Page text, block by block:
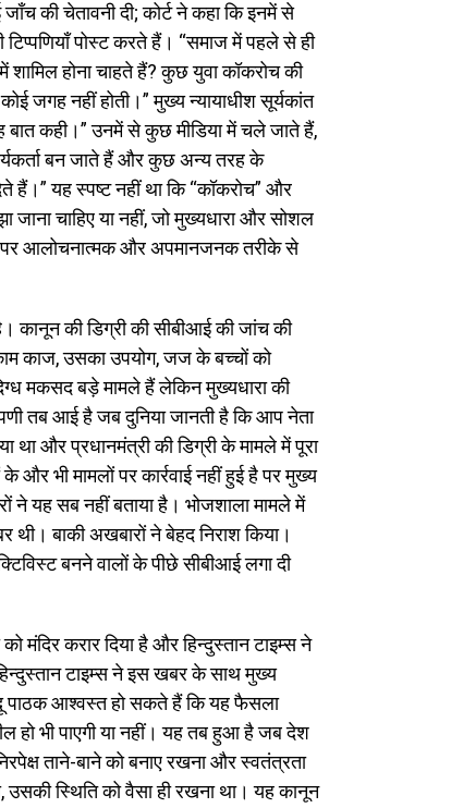
की चेतावनी दी; कोर्ट ने कहा कि इनमें से
पोस्ट करते हैं। “समाज में पहले से ही
होना चाहते हैं? कुछ युवा कॉकरोच की
जगह नहीं होती।” मुख्य न्यायाधीश सूर्यकांत
कही।” उनमें से कुछ मीडिया में चले जाते हैं,
बन जाते हैं और कुछ अन्य तरह के
हैं।” यह स्पष्ट नहीं था कि “कॉकरोच” और
चाहिए या नहीं, जो मुख्यधारा और सोशल
पर आलोचनात्मक और अपमानजनक तरीके से
कानून की डिग्री की सीबीआई की जांच की
काज, उसका उपयोग, जज के बच्चों को
मकसद बड़े मामले हैं लेकिन मुख्यधारा की
तब आई है जब दुनिया जानती है कि आप नेता
था और प्रधानमंत्री की डिग्री के मामले में पूरा
और भी मामलों पर कार्रवाई नहीं हुई है पर मुख्य
ने यह सब नहीं बताया है। भोजशाला मामले में
बाकी अखबारों ने बेहद निराश किया।
बनने वालों के पीछे सीबीआई लगा दी
मंदिर करार दिया है और हिन्दुस्तान टाइम्स ने
टाइम्स ने इस खबर के साथ मुख्य
पाठक आश्वस्त हो सकते हैं कि यह फैसला
हो भी पाएगी या नहीं। यह तब हुआ है जब देश
ताने-बाने को बनाए रखना और स्वतंत्रता
स्थिति को वैसा ही रखना था। यह कानून